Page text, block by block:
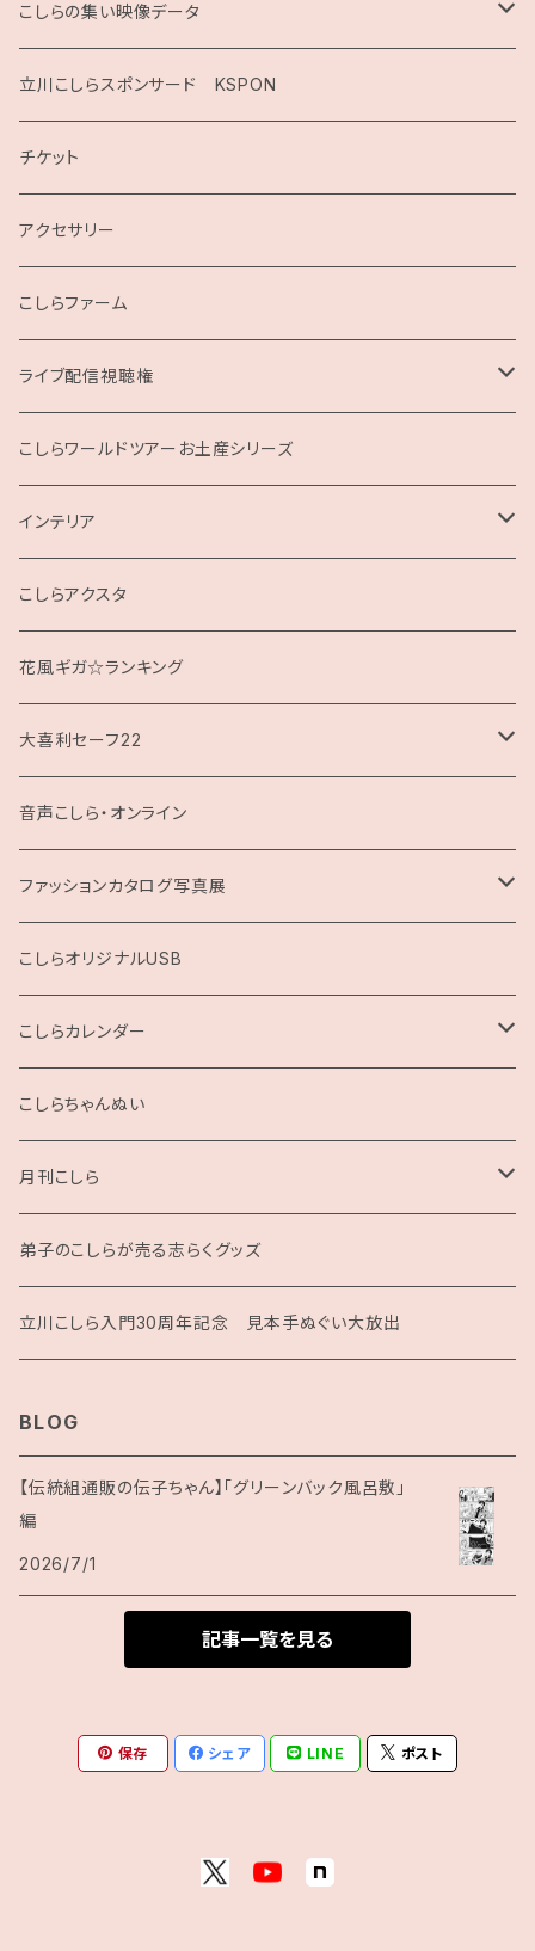
こしらの集い映像データ
2020
2019
こしらガンベッタ
立川こしらスポンサード KSPON
チケット
アクセサリー
こしらファーム
ライブ配信視聴権
こしらの集いweb
こしらワールドツアーお土産シリーズ
インテリア
クッション
こしらアクスタ
花風ギガ☆ランキング
大喜利セーフ22
お題回答Tシャツ
音声こしら・オンライン
ファッションカタログ写真展
展示用A4サイズ
2L版
こしらオリジナルUSB
こしらカレンダー
2025
こしらちゃんぬい
月刊こしら
月刊こしら用ファイル
月刊こしらバックナンバーセット（紙版）
弟子のこしらが売る志らくグッズ
立川こしら入門30周年記念 見本手ぬぐい大放出
BLOG
【伝統組通販の伝子ちゃん】「グリーンバック風呂敷」
編
2026/7/1
記事一覧を見る
保存 シェア LINE ポスト